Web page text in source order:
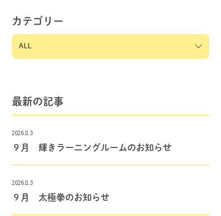
カテゴリー
最新の記事
2026.8.3
９月 輝きラーニングルームのお知らせ
2026.8.3
９月 太極拳のお知らせ